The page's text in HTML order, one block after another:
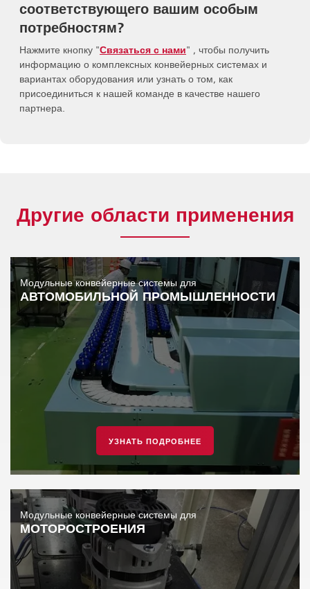
соответствующего вашим особым
потребностям?
Нажмите кнопку "Связаться с нами" , чтобы получить
информацию о комплексных конвейерных системах и
вариантах оборудования или узнать о том, как
присоединиться к нашей команде в качестве нашего
партнера.
Другие области применения
Модульные конвейерные системы для
АВТОМОБИЛЬНОЙ ПРОМЫШЛЕННОСТИ
УЗНАТЬ ПОДРОБНЕЕ
Модульные конвейерные системы для
МОТОРОСТРОЕНИЯ